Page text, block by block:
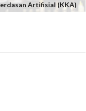
Artifisial (KKA)